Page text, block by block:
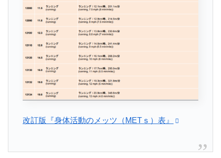
改訂版『身体活動のメッツ（METｓ）表』